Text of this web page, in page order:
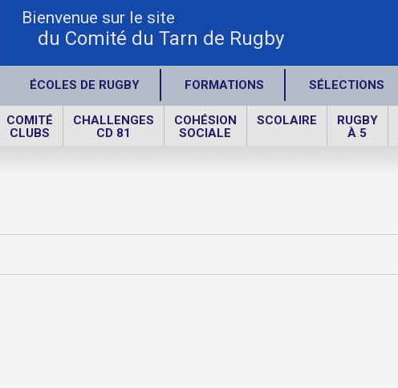
Bienvenue sur le site
du Comité du Tarn de Rugby
ÉCOLES DE RUGBY FORMATIONS SÉLECTIONS
COMITÉ
CLUBS
CHALLENGES
CD 81
COHÉSION
SOCIALE
SCOLAIRE
RUGBY
À 5